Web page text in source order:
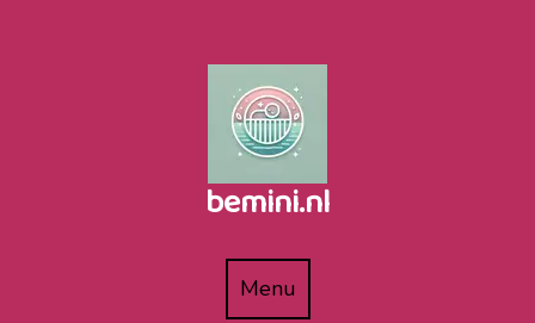
bemini.nl
MenuMenu